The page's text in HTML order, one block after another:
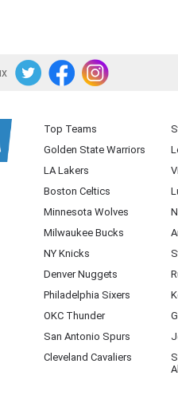
Instagram
Top Teams
Golden State Warriors
LA Lakers
Boston Celtics
Minnesota Wolves
Milwaukee Bucks
NY Knicks
Denver Nuggets
Philadelphia Sixers
OKC Thunder
San Antonio Spurs
Cleveland Cavaliers